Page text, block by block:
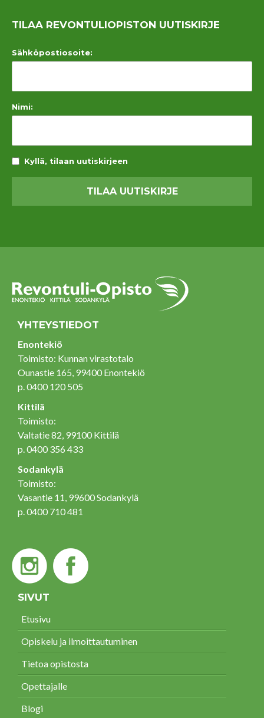
TILAA REVONTULIOPISTON UUTISKIRJE
Sähköpostiosoite:
Nimi:
Kyllä, tilaan uutiskirjeen
YHTEYSTIEDOT
Enontekiö
Toimisto: Kunnan virastotalo
Ounastie 165, 99400 Enontekiö
p. 0400 120 505
Kittilä
Toimisto:
Valtatie 82, 99100 Kittilä
p. 0400 356 433
Sodankylä
Toimisto:
Vasantie 11, 99600 Sodankylä
p. 0400 710 481
SIVUT
Etusivu
Opiskelu ja ilmoittautuminen
Tietoa opistosta
Opettajalle
Blogi